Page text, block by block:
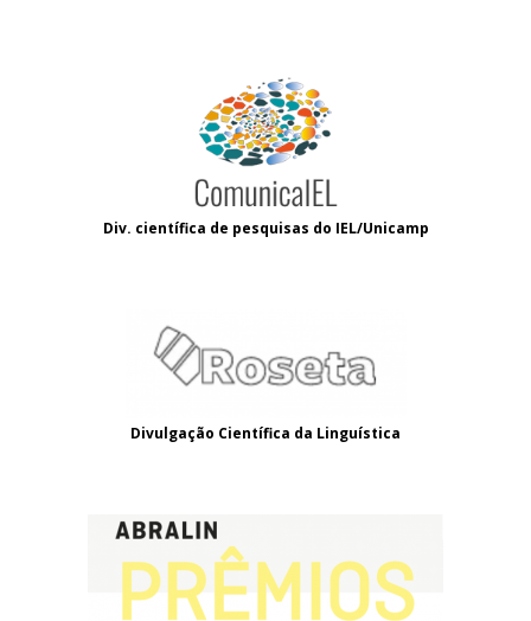
Div. científica de pesquisas do IEL/Unicamp
Divulgação Científica da Linguística